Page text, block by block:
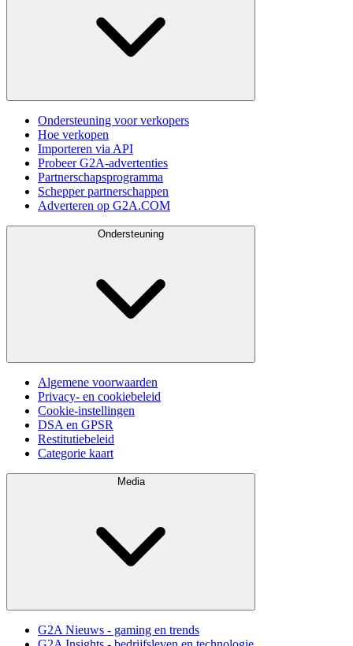
Ondersteuning voor verkopers
Hoe verkopen
Importeren via API
Probeer G2A-advertenties
Partnerschapsprogramma
Schepper partnerschappen
Adverteren op G2A.COM
Ondersteuning
Algemene voorwaarden
Privacy- en cookiebeleid
Cookie-instellingen
DSA en GPSR
Restitutiebeleid
Categorie kaart
Media
G2A Nieuws - gaming en trends